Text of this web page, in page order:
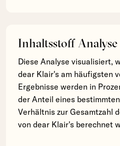
Inhaltsstoff Analyse
Diese Analyse visualisiert,
dear Klair's am häufigsten
Ergebnisse werden in
der Anteil eines
Verhältnis zur Gesamtzahl
von dear Klair's berechnet